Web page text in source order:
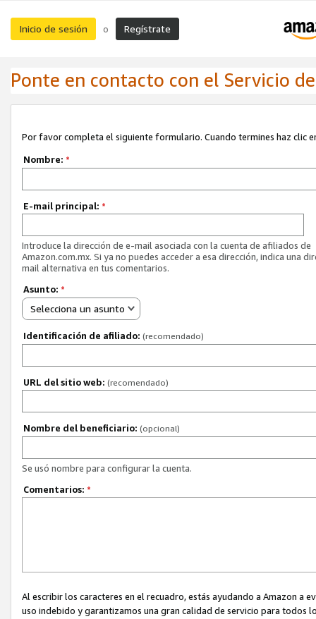
Inicio de sesión o Regístrate
Ponte en contacto con el Servicio
Por favor completa el siguiente formulario. Cuando termines haz clic
Nombre: *
E-mail principal: *
Introduce la dirección de e-mail asociada con la cuenta de afiliados de
Amazon.com.mx. Si ya no puedes acceder a esa dirección, indica una
mail alternativa en tus comentarios.
Asunto: *
Selecciona un asunto
Identificación de afiliado: (recomendado)
URL del sitio web: (recomendado)
Nombre del beneficiario: (opcional)
Se usó nombre para configurar la cuenta.
Comentarios: *
Al escribir los caracteres en el recuadro, estás ayudando a Amazon
uso indebido y garantizamos una gran calidad de servicio para todos